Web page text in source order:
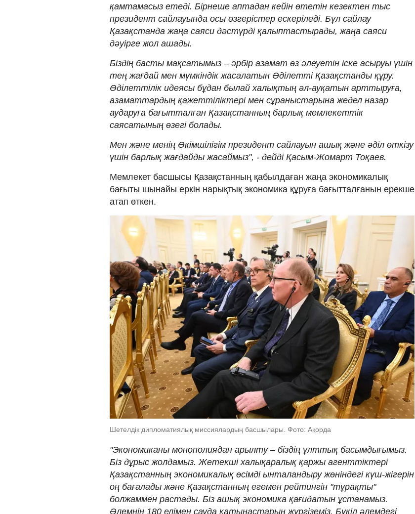
қамтамасыз етеді. Бірнеше аптадан кейін өтетін кезектен тыс
президент сайлауында осы өзгерістер ескеріледі. Бұл сайлау
Қазақстанда жаңа саяси дәстүрді қалыптастырады, жаңа саяси
дәуірге жол ашады.
Біздің басты мақсатымыз – әрбір азамат өз әлеуетін іске асыруы үшін
тең жағдай мен мүмкіндік жасалатын Әділетті Қазақстанды құру.
Әділеттілік идеясы бұдан былай халықтың әл-ауқатын арттыруға,
азаматтардың қажеттіліктері мен сұраныстарына жедел назар
аударуға бағытталған Қазақстанның барлық мемлекеттік
саясатының өзегі болады.
Мен және менің Әкімшілігім президент сайлауын ашық және әділ өткізу
үшін барлық жағдайды жасаймыз", - дейді Қасым-Жомарт Тоқаев.
Мемлекет басшысы Қазақстанның қабылдаған жаңа экономикалық
бағыты шынайы еркін нарықтық экономика құруға бағытталғанын ерекше
атап өткен.
Шетелдік дипломатиялық миссиялардың басшылары. Фото: Ақорда
"Экономиканы монополиядан арылту – біздің ұлттық басымдығымыз.
Біз дұрыс жолдамыз. Жетекші халықаралық қаржы агенттіктері
Қазақстанның экономикалық өсімді ынталандыру жөніндегі күш-жігерін
оң бағалады және Қазақстанның егемен рейтингін "тұрақты"
болжаммен растады. Біз ашық экономика қағидатын ұстанамыз.
Әлемнің 180 елімен сауда қатынастарын жүргіземіз. Бүкіл әлемдегі